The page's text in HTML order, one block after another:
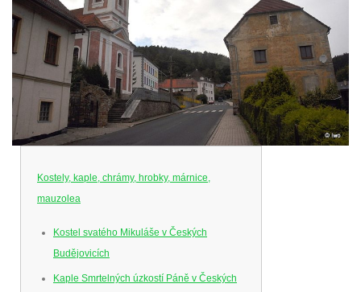
Kostely, kaple, chrámy, hrobky, márnice,
mauzolea
Kostel svatého Mikuláše v Českých
Budějovicích
Kaple Smrtelných úzkostí Páně v Českých